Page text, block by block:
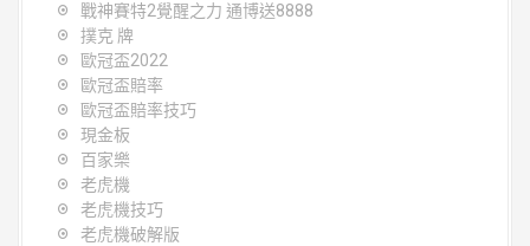
戰神賽特2覺醒之力 通博送8888
撲克 牌
歐冠盃2022
歐冠盃賠率
歐冠盃賠率技巧
現金板
百家樂
老虎機
老虎機技巧
老虎機破解版